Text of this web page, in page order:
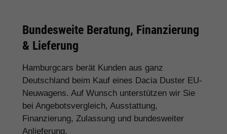
Bundesweite Beratung, Finanzierung
& Lieferung
Hamburgcars berät Kunden aus ganz
Deutschland beim Kauf eines Dacia Duster EU-
Neuwagens. Auf Wunsch unterstützen wir Sie
bei Angebotsvergleich, Ausstattung,
Finanzierung, Zulassung und bundesweiter
Anlieferung.